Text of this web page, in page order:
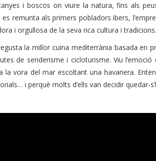
i boscos on viure la natura, fins als
remunta als primers pobladors ibers,
i orgullosa de la seva rica cultura i tradicions.
la millor cuina mediterrània basada en
de senderisme i cicloturisme. Viu l’emoció
la vora del mar escoltant una havanera.
i perquè molts d’ells van decidir quedar-